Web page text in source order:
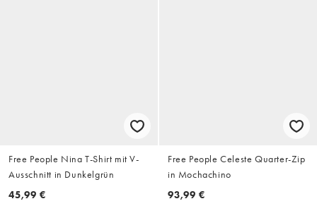
Free People Nina T-Shirt mit V-
Ausschnitt in Dunkelgrün
45,99 €
Free People Celeste Quarter-Zip
in Mochachino
93,99 €